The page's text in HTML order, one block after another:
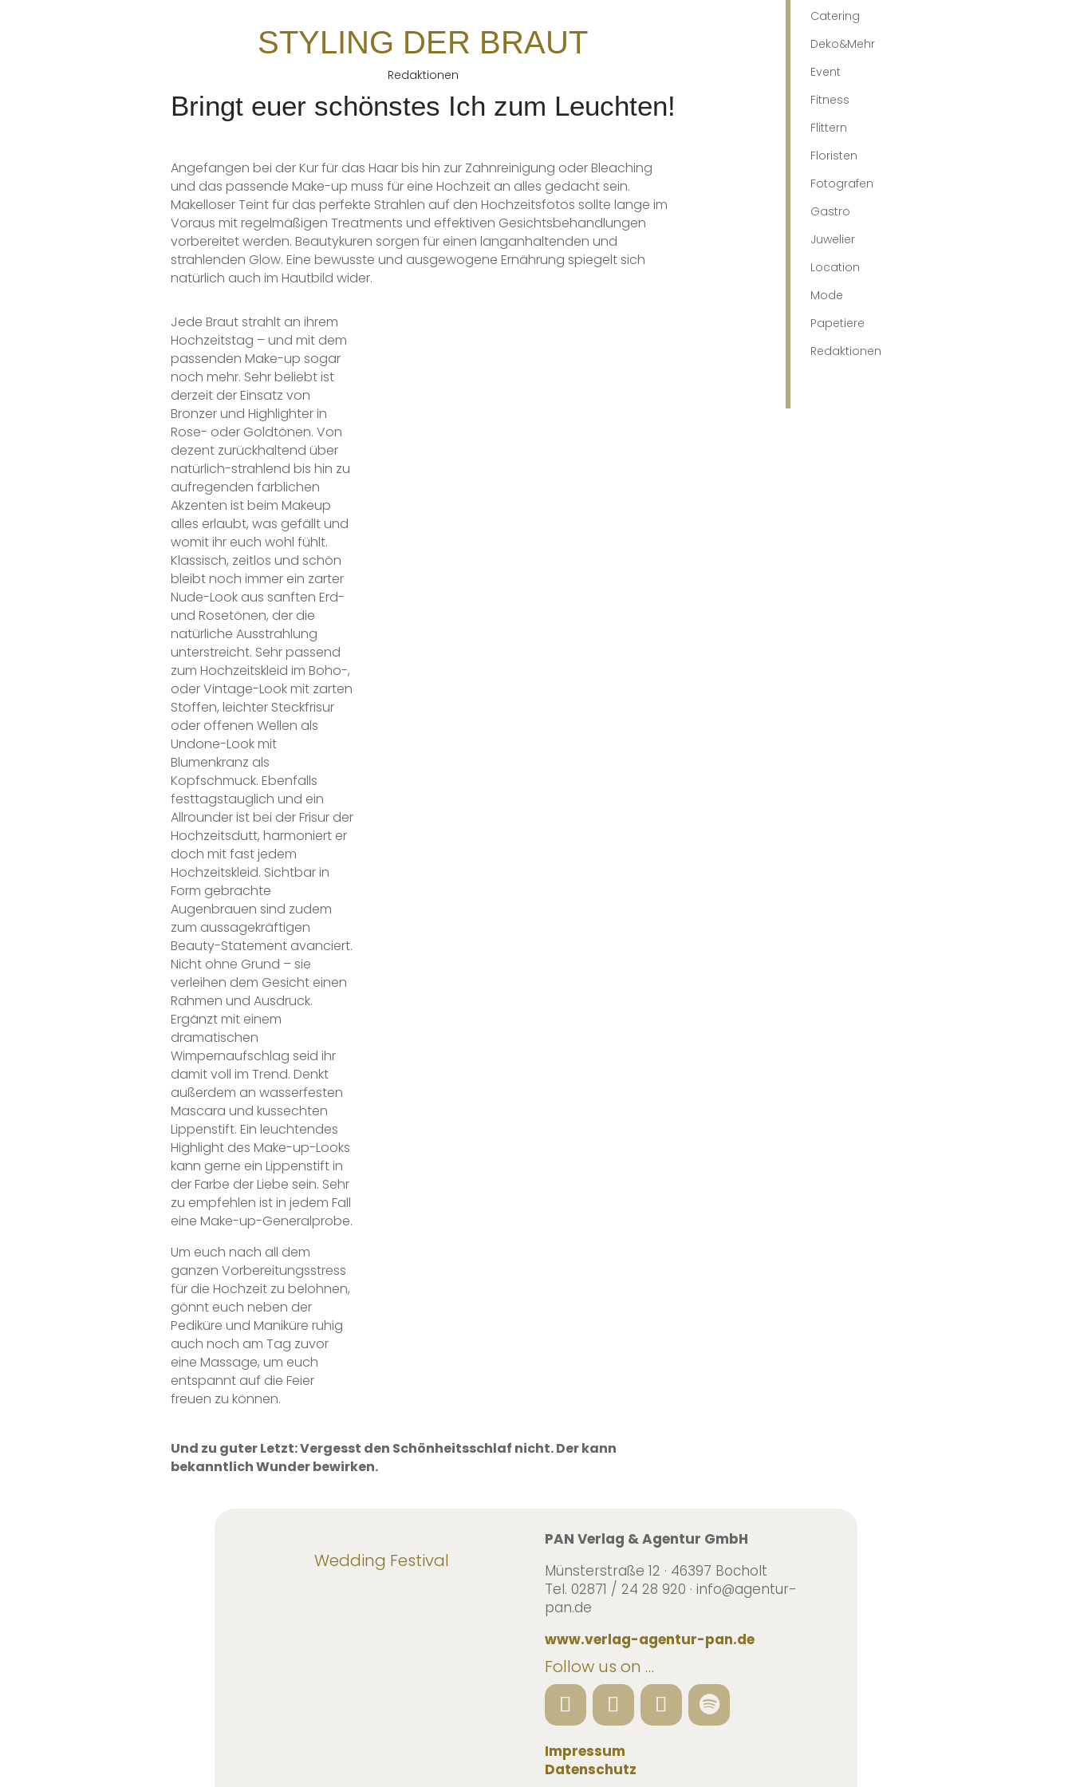
STYLING DER BRAUT
Redaktionen
Bringt euer schönstes Ich zum Leuchten!
Angefangen bei der Kur für das Haar bis hin zur Zahnreinigung oder Bleaching
und das passende Make-up muss für eine Hochzeit an alles gedacht sein.
Makelloser Teint für das perfekte Strahlen auf den Hochzeitsfotos sollte lange im
Voraus mit regelmäßigen Treatments und effektiven Gesichtsbehandlungen
vorbereitet werden. Beautykuren sorgen für einen langanhaltenden und
strahlenden Glow. Eine bewusste und ausgewogene Ernährung spiegelt sich
natürlich auch im Hautbild wider.
Jede Braut strahlt an ihrem
Hochzeitstag – und mit dem
passenden Make-up sogar
noch mehr. Sehr beliebt ist
derzeit der Einsatz von
Bronzer und Highlighter in
Rose- oder Goldtönen. Von
dezent zurückhaltend über
natürlich-strahlend bis hin zu
aufregenden farblichen
Akzenten ist beim Makeup
alles erlaubt, was gefällt und
womit ihr euch wohl fühlt.
Klassisch, zeitlos und schön
bleibt noch immer ein zarter
Nude-Look aus sanften Erd-
und Rosetönen, der die
natürliche Ausstrahlung
unterstreicht. Sehr passend
zum Hochzeitskleid im Boho-,
oder Vintage-Look mit zarten
Stoffen, leichter Steckfrisur
oder offenen Wellen als
Undone-Look mit
Blumenkranz als
Kopfschmuck. Ebenfalls
festtagstauglich und ein
Allrounder ist bei der Frisur der
Hochzeitsdutt, harmoniert er
doch mit fast jedem
Hochzeitskleid. Sichtbar in
Form gebrachte
Augenbrauen sind zudem
zum aussagekräftigen
Beauty-Statement avanciert.
Nicht ohne Grund – sie
verleihen dem Gesicht einen
Rahmen und Ausdruck.
Ergänzt mit einem
dramatischen
Wimpernaufschlag seid ihr
damit voll im Trend. Denkt
außerdem an wasserfesten
Mascara und kussechten
Lippenstift. Ein leuchtendes
Highlight des Make-up-Looks
kann gerne ein Lippenstift in
der Farbe der Liebe sein. Sehr
zu empfehlen ist in jedem Fall
eine Make-up-Generalprobe.
Um euch nach all dem
ganzen Vorbereitungsstress
für die Hochzeit zu belohnen,
gönnt euch neben der
Pediküre und Maniküre ruhig
auch noch am Tag zuvor
eine Massage, um euch
entspannt auf die Feier
freuen zu können.
Und zu guter Letzt: Vergesst den Schönheitsschlaf nicht. Der kann
bekanntlich Wunder bewirken.
Catering
Deko&Mehr
Event
Fitness
Flittern
Floristen
Fotografen
Gastro
Juwelier
Location
Mode
Papetiere
Redaktionen
Wedding Festival
PAN Verlag & Agentur GmbH
Münsterstraße 12 · 46397 Bocholt
Tel. 02871 / 24 28 920 · info@agentur-
pan.de
www.verlag-agentur-pan.de
Follow us on …
Impressum
Datenschutz